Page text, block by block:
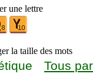
une lettre
la taille des mots
Tous